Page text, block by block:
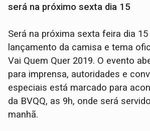
será na próximo sexta dia 15
Será na próxima sexta feira dia
lançamento da camisa e tema
Vai Quem Quer 2019. O evento
para imprensa, autoridades e
especiais está marcado para
da BVQQ, as 9h, onde será
manhã.